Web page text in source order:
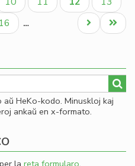
paĝo
Paĝo
16 …
Last
page
Next
page
HeKo-kodo. Minuskloj kaj
ankaŭ en x-formato.
la reta formularo.